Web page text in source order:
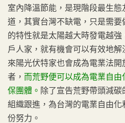
室內降溫節能，是現階段最生
道，其實台灣不缺電，只是需
的特性就是太陽越大時發電越
戶人家，就有機會可以有效地
來陽光伏特家也會成為電業法
者， 而荒野便可以成為電業自
保團體。 除了宣告荒野帶頭減
組織跟進，為台灣的電業自由
份努力。